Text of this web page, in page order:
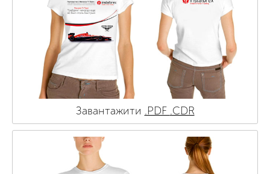
Завантажити .PDF .CDR